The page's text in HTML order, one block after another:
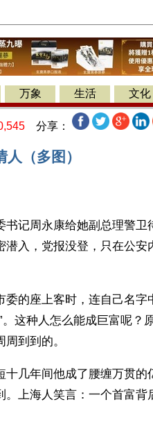
万象 生活 文化
分享：
（多图）
书记周永康给她副总理警
入，党报没登，只在公安
的座上客时，连自己名字
这种人怎么能成巨富呢？
到到的。
几年间他成了腰缠万贯的
上海人笑言：一个首富背